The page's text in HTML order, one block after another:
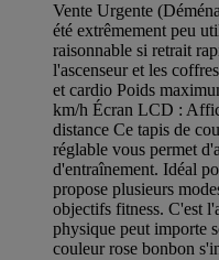
Vente Urgente
été extrêmement peu
raisonnable si retrait
l'ascenseur et les
et cardio Poids
km/h Écran LCD :
distance Ce tapis de
réglable vous permet
d'entraînement. Idéal
propose plusieurs
objectifs fitness. C'est
physique peut importe
couleur rose bonbon